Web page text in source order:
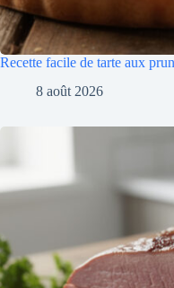
Recette facile de tarte aux
8 août 2026